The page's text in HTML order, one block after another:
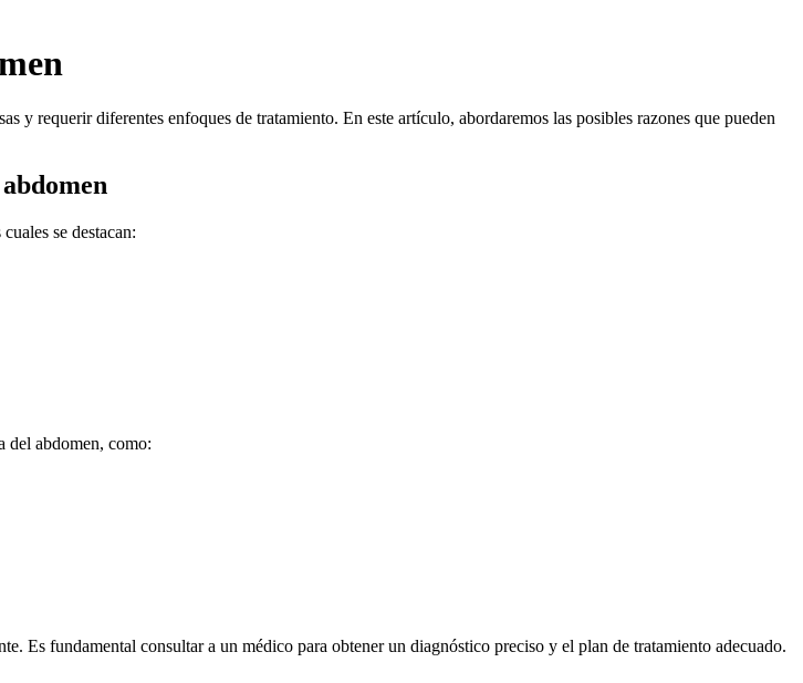
y requerir diferentes enfoques de tratamiento. En este artículo, abordaremos las posibles razones que pueden
se destacan:
del abdomen, como:
Es fundamental consultar a un médico para obtener un diagnóstico preciso y el plan de tratamiento adecuado.